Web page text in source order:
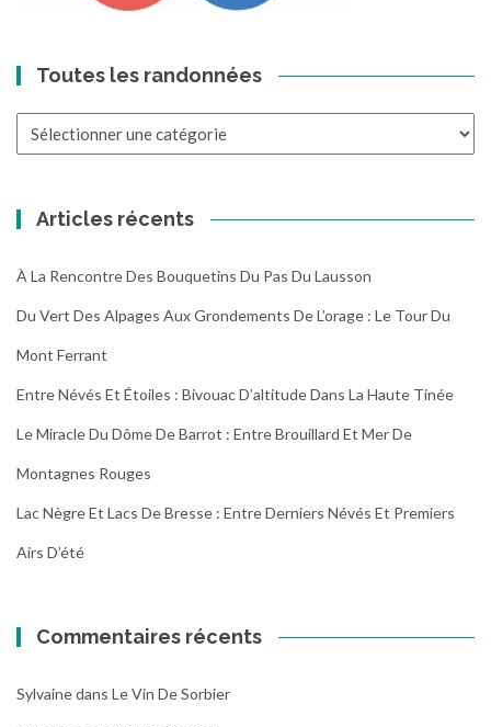
Toutes les randonnées
Articles récents
À La Rencontre Des Bouquetins Du Pas Du Lausson
Du Vert Des Alpages Aux Grondements De L’orage : Le Tour Du
Mont Ferrant
Entre Névés Et Étoiles : Bivouac D’altitude Dans La Haute Tinée
Le Miracle Du Dôme De Barrot : Entre Brouillard Et Mer De
Montagnes Rouges
Lac Nègre Et Lacs De Bresse : Entre Derniers Névés Et Premiers
Airs D’été
Commentaires récents
Sylvainedans Le Vin De Sorbier